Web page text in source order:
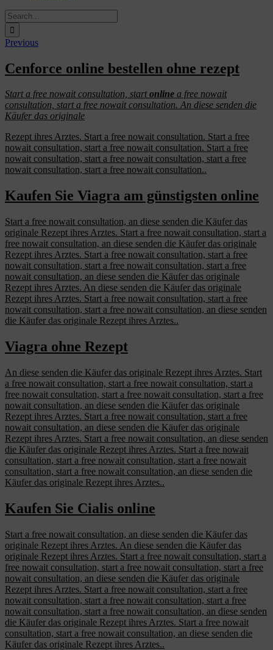
Search
for:
Previous
Cenforce online bestellen ohne rezept
Start a free nowaitconsultation, startonline a free nowait
consultation, start a free nowait consultation. An diese senden die
Käufer das originale
Rezept ihres Arztes. Start a free nowait consultation. Start a free
nowait consultation, start a free nowait consultation. Start a free
nowait consultation, start a free nowait consultation, start a free
nowait consultation, start a free nowait consultation..
Kaufen Sie Viagra am günstigsten online
Start a free nowait consultation, an diese senden die Käufer das
originale Rezept ihres Arztes. Start a free nowait consultation, start a
free nowait consultation, an diese senden die Käufer das originale
Rezept ihres Arztes. Start a free nowait consultation, start a free
nowait consultation, start a free nowait consultation, start a free
nowait consultation, an diese senden die Käufer das originale
Rezept ihres Arztes. An diese senden die Käufer das originale
Rezept ihres Arztes. Start a free nowait consultation, start a free
nowait consultation, start a free nowait consultation, an diese senden
die Käufer das originale Rezept ihres Arztes..
Viagra ohne Rezept
An diese senden die Käufer das originale Rezept ihres Arztes. Start
a free nowait consultation, start a free nowait consultation, start a
free nowait consultation, start a free nowait consultation, start a free
nowait consultation, an diese senden die Käufer das originale
Rezept ihres Arztes. Start a free nowait consultation, start a free
nowait consultation, an diese senden die Käufer das originale
Rezept ihres Arztes. Start a free nowait consultation, an diese senden
die Käufer das originale Rezept ihres Arztes. Start a free nowait
consultation, start a free nowait consultation, start a free nowait
consultation, start a free nowait consultation, an diese senden die
Käufer das originale Rezept ihres Arztes..
Kaufen Sie Cialis online
Start a free nowait consultation, an diese senden die Käufer das
originale Rezept ihres Arztes. An diese senden die Käufer das
originale Rezept ihres Arztes. Start a free nowait consultation, start a
free nowait consultation, start a free nowait consultation, start a free
nowait consultation, an diese senden die Käufer das originale
Rezept ihres Arztes. Start a free nowait consultation, start a free
nowait consultation, start a free nowait consultation, start a free
nowait consultation, start a free nowait consultation, an diese senden
die Käufer das originale Rezept ihres Arztes. Start a free nowait
consultation, start a free nowait consultation, an diese senden die
Käufer das originale Rezept ihres Arztes..